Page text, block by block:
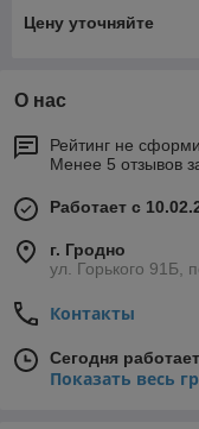
Цену уточняйте
О нас
Рейтинг не
Менее 5 отзывов
Работает с
г. Гродно
ул. Горького 91Б,
Контакты
Сегодня
Показать весь